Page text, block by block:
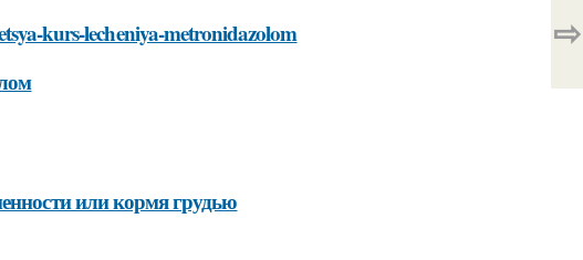
kurs-lecheniya-metronidazolom
или кормя грудью
⇨